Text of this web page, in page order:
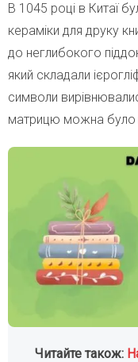
В 1045 році в Китаї
кераміки для друку
до неглибокого
який складали
символи
матрицю можна було
Читайте також: